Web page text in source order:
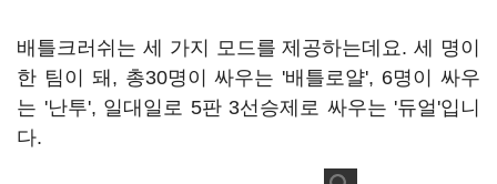
배틀크러쉬는 세 가지 모드를 제공하는데요. 세 명이
한 팀이 돼, 총30명이 싸우는 '배틀로얄', 6명이 싸우
는 '난투', 일대일로 5판 3선승제로 싸우는 '듀얼'입니
다.